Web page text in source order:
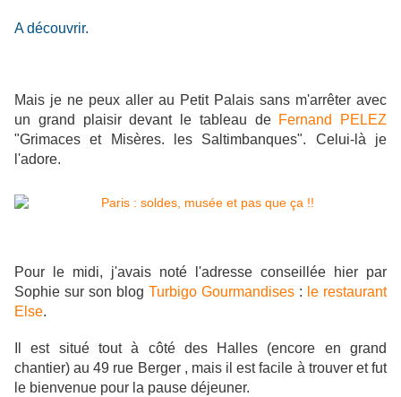
A découvrir.
Mais je ne peux aller au Petit Palais sans m'arrêter avec
un grand plaisir devant le tableau de Fernand PELEZ
"Grimaces et Misères. les Saltimbanques". Celui-là je
l'adore.
Pour le midi, j'avais noté l'adresse conseillée hier par
Sophie sur son blog Turbigo Gourmandises : le restaurant
Else.
Il est situé tout à côté des Halles (encore en grand
chantier) au 49 rue Berger , mais il est facile à trouver et fut
le bienvenue pour la pause déjeuner.